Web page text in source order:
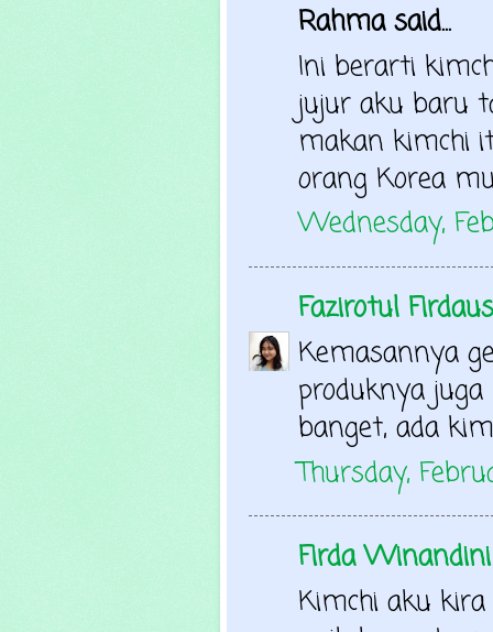
Rahma said...
Ini berarti
jujur aku baru
makan kimchi
orang Korea
Wednesday,
Fazirotul Firdaus
Kemasannya
produknya
banget, ada
Thursday,
Firda Winandini
Kimchi aku